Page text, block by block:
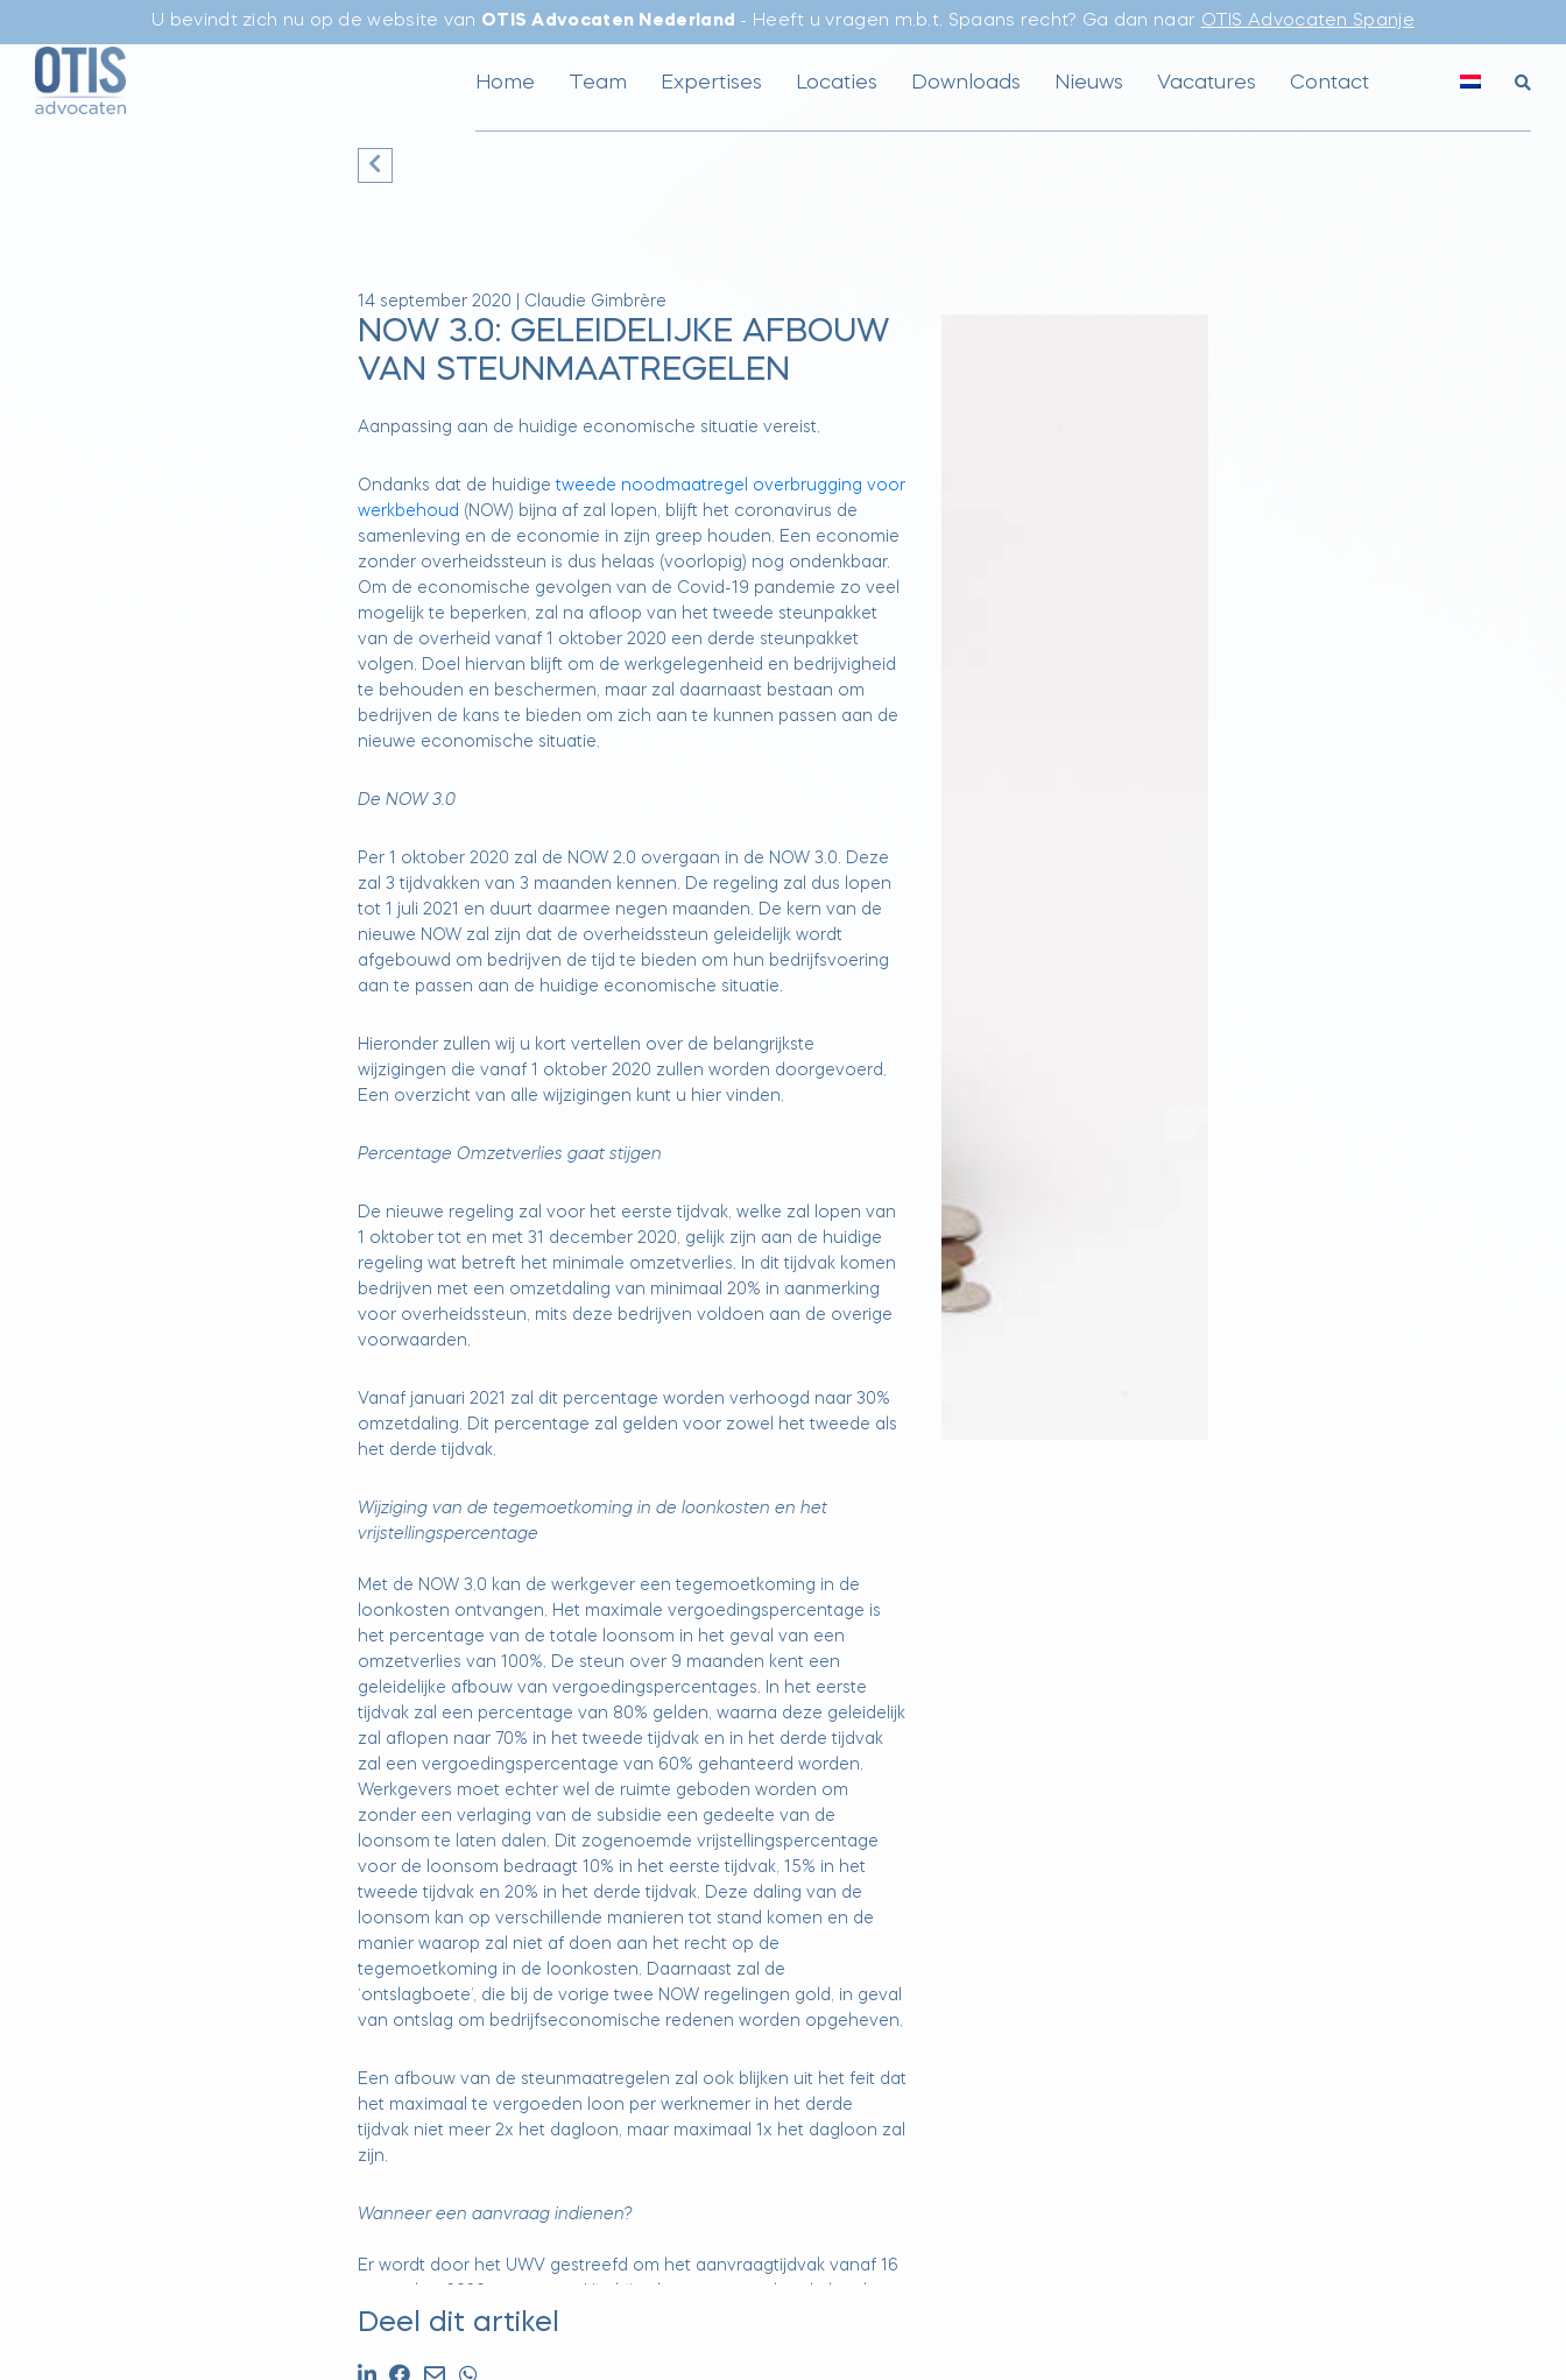
U bevindt zich nu op de website van OTIS Advocaten Nederland - Heeft u vragen m.b.t. Spaans recht? Ga dan naar OTIS Advocaten Spanje
Home Team Expertises Locaties Downloads Nieuws Vacatures Contact
14 september 2020 Claudie Gimbrère
NOW 3.0: GELEIDELIJKE AFBOUW
VAN STEUNMAATREGELEN
Aanpassing aan de huidige economische situatie vereist.
Ondanks dat de huidigetweede noodmaatregel overbrugging voor
werkbehoud (NOW) bijna af zal lopen, blijft het coronavirus de
samenleving en de economie in zijn greep houden. Een economie
zonder overheidssteun is dus helaas (voorlopig) nog ondenkbaar.
Om de economische gevolgen van de Covid-19 pandemie zo veel
mogelijk te beperken, zal na afloop van het tweede steunpakket
van de overheid vanaf 1 oktober 2020 een derde steunpakket
volgen. Doel hiervan blijft om de werkgelegenheid en bedrijvigheid
te behouden en beschermen, maar zal daarnaast bestaan om
bedrijven de kans te bieden om zich aan te kunnen passen aan de
nieuwe economische situatie.
De NOW 3.0
Per 1 oktober 2020 zal de NOW 2.0 overgaan in de NOW 3.0. Deze
zal 3 tijdvakken van 3 maanden kennen. De regeling zal dus lopen
tot 1 juli 2021 en duurt daarmee negen maanden. De kern van de
nieuwe NOW zal zijn dat de overheidssteun geleidelijk wordt
afgebouwd om bedrijven de tijd te bieden om hun bedrijfsvoering
aan te passen aan de huidige economische situatie.
Hieronder zullen wij u kort vertellen over de belangrijkste
wijzigingen die vanaf 1 oktober 2020 zullen worden doorgevoerd.
Een overzicht van alle wijzigingen kunt u hier vinden.
Percentage Omzetverlies gaat stijgen
De nieuwe regeling zal voor het eerste tijdvak, welke zal lopen van
1 oktober tot en met 31 december 2020, gelijk zijn aan de huidige
regeling wat betreft het minimale omzetverlies. In dit tijdvak komen
bedrijven met een omzetdaling van minimaal 20% in aanmerking
voor overheidssteun, mits deze bedrijven voldoen aan de overige
voorwaarden.
Vanaf januari 2021 zal dit percentage worden verhoogd naar 30%
omzetdaling. Dit percentage zal gelden voor zowel het tweede als
het derde tijdvak.
Wijziging van de tegemoetkoming in de loonkosten en het
vrijstellingspercentage
Met de NOW 3.0 kan de werkgever een tegemoetkoming in de
loonkosten ontvangen. Het maximale vergoedingspercentage is
het percentage van de totale loonsom in het geval van een
omzetverlies van 100%. De steun over 9 maanden kent een
geleidelijke afbouw van vergoedingspercentages. In het eerste
tijdvak zal een percentage van 80% gelden, waarna deze geleidelijk
zal aflopen naar 70% in het tweede tijdvak en in het derde tijdvak
zal een vergoedingspercentage van 60% gehanteerd worden.
Werkgevers moet echter wel de ruimte geboden worden om
zonder een verlaging van de subsidie een gedeelte van de
loonsom te laten dalen. Dit zogenoemde vrijstellingspercentage
voor de loonsom bedraagt 10% in het eerste tijdvak, 15% in het
tweede tijdvak en 20% in het derde tijdvak. Deze daling van de
loonsom kan op verschillende manieren tot stand komen en de
manier waarop zal niet af doen aan het recht op de
tegemoetkoming in de loonkosten. Daarnaast zal de
‘ontslagboete’, die bij de vorige twee NOW regelingen gold, in geval
van ontslag om bedrijfseconomische redenen worden opgeheven.
Een afbouw van de steunmaatregelen zal ook blijken uit het feit dat
het maximaal te vergoeden loon per werknemer in het derde
tijdvak niet meer 2x het dagloon, maar maximaal 1x het dagloon zal
zijn.
Wanneer een aanvraag indienen?
Er wordt door het UWV gestreefd om het aanvraagtijdvak vanaf 16
een aanvraag door de werkgever ingediend kunnen worden voor
december 2020. Voor de aanvraag maakt het overigens niet uit of
Deel dit artikel